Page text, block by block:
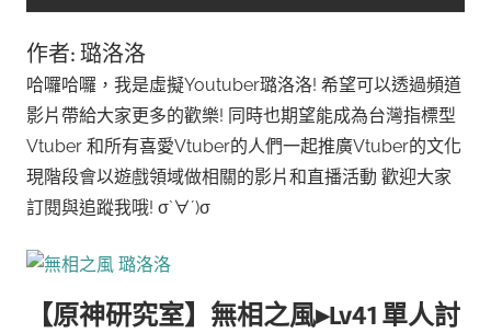
家
達
人
推
薦
No.1
遊
戲
科
技
自
媒
體。
作者: 璐洛洛
哈囉哈囉，我是虛擬Youtuber璐洛洛! 希望可以透過頻道
影片帶給大家更多的歡樂! 同時也期望能成為台灣指標型
Vtuber 和所有喜愛Vtuber的人們一起推廣Vtuber的文化
現階段會以遊戲領域做相關的影片和直播活動 歡迎大家
訂閱與追蹤我哦! σ`∀´)σ
【原神研究室】無相之風▸Lv41 單人討